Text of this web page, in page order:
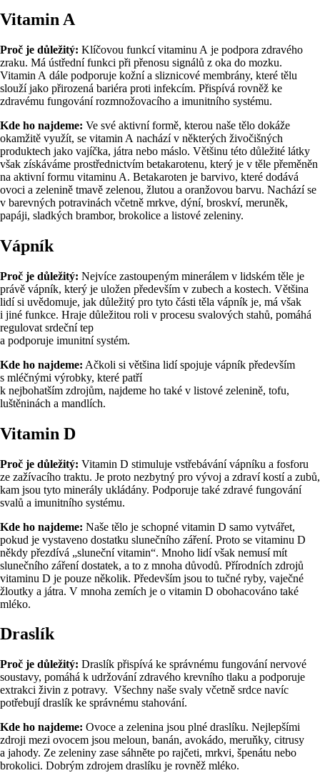
Vitamin A
Proč je důležitý: Klíčovou funkcí vitaminu A je podpora zdravého
zraku. Má ústřední funkci při přenosu signálů z oka do mozku.
Vitamin A dále podporuje kožní a sliznicové membrány, které tělu
slouží jako přirozená bariéra proti infekcím. Přispívá rovněž ke
zdravému fungování rozmnožovacího a imunitního systému.
Kde ho najdeme: Ve své aktivní formě, kterou naše tělo dokáže
okamžitě využít, se vitamin A nachází v některých živočišných
produktech jako vajíčka, játra nebo máslo. Většinu této důležité látky
však získáváme prostřednictvím betakarotenu, který je v těle přeměněn
na aktivní formu vitaminu A. Betakaroten je barvivo, které dodává
ovoci a zelenině tmavě zelenou, žlutou a oranžovou barvu. Nachází se
v barevných potravinách včetně mrkve, dýní, broskví, meruněk,
papáji, sladkých brambor, brokolice a listové zeleniny.
Vápník
Proč je důležitý: Nejvíce zastoupeným minerálem v lidském těle je
právě vápník, který je uložen především v zubech a kostech. Většina
lidí si uvědomuje, jak důležitý pro tyto části těla vápník je, má však
i jiné funkce. Hraje důležitou roli v procesu svalových stahů, pomáhá
regulovat srdeční tep
a podporuje imunitní systém.
Kde ho najdeme: Ačkoli si většina lidí spojuje vápník především
s mléčnými výrobky, které patří
k nejbohatším zdrojům, najdeme ho také v listové zelenině, tofu,
luštěninách a mandlích.
Vitamin D
Proč je důležitý: Vitamin D stimuluje vstřebávání vápníku a fosforu
ze zažívacího traktu. Je proto nezbytný pro vývoj a zdraví kostí a zubů,
kam jsou tyto minerály ukládány. Podporuje také zdravé fungování
svalů a imunitního systému.
Kde ho najdeme: Naše tělo je schopné vitamin D samo vytvářet,
pokud je vystaveno dostatku slunečního záření. Proto se vitaminu D
někdy přezdívá „sluneční vitamin“. Mnoho lidí však nemusí mít
slunečního záření dostatek, a to z mnoha důvodů. Přírodních zdrojů
vitaminu D je pouze několik. Především jsou to tučné ryby, vaječné
žloutky a játra. V mnoha zemích je o vitamin D obohacováno také
mléko.
Draslík
Proč je důležitý: Draslík přispívá ke správnému fungování nervové
soustavy, pomáhá k udržování zdravého krevního tlaku a podporuje
extrakci živin z potravy. Všechny naše svaly včetně srdce navíc
potřebují draslík ke správnému stahování.
Kde ho najdeme: Ovoce a zelenina jsou plné draslíku. Nejlepšími
zdroji mezi ovocem jsou meloun, banán, avokádo, meruňky, citrusy
a jahody. Ze zeleniny zase sáhněte po rajčeti, mrkvi, špenátu nebo
brokolici. Dobrým zdrojem draslíku je rovněž mléko.